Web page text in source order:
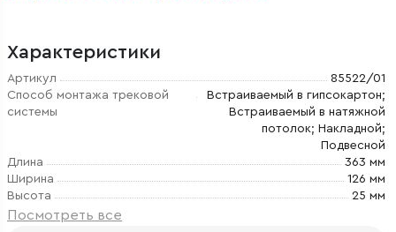
Характеристики
Артикул
85522/01
Способ монтажа трековой
системы
Встраиваемый в гипсокартон;
Встраиваемый в натяжной
потолок; Накладной;
Подвесной
Длина
363 мм
Ширина
126 мм
Высота
25 мм
Посмотреть все